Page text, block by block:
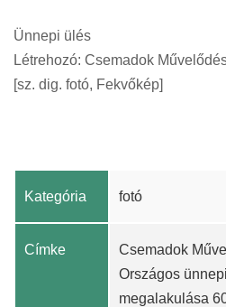
Ünnepi ülés
Létrehozó: Csemadok
[sz. dig. fotó, Fekvőkép]
Kategória fotó
Címke Csemadok
Országos
megalakulása